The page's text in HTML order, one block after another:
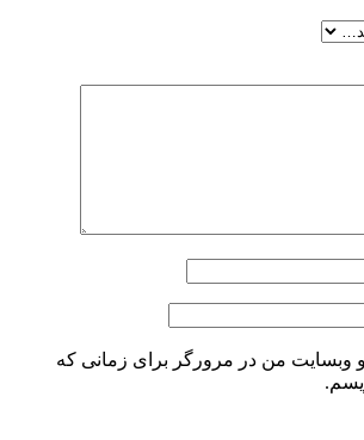
و وبسایت من در مرورگر برای زمانی که